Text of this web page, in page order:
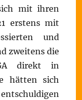
mit ihren
erstens mit
und
zweitens die
direkt in
hätten sich